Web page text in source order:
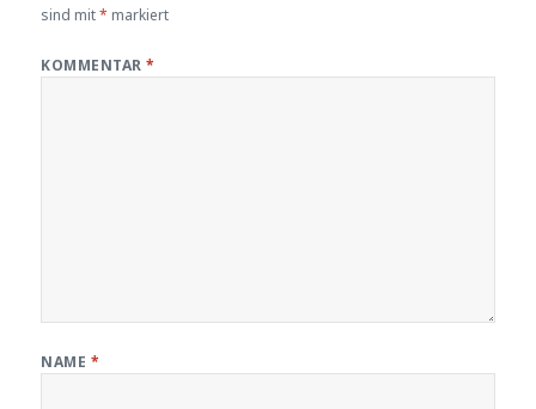
sind mit* markiert
KOMMENTAR*
NAME *